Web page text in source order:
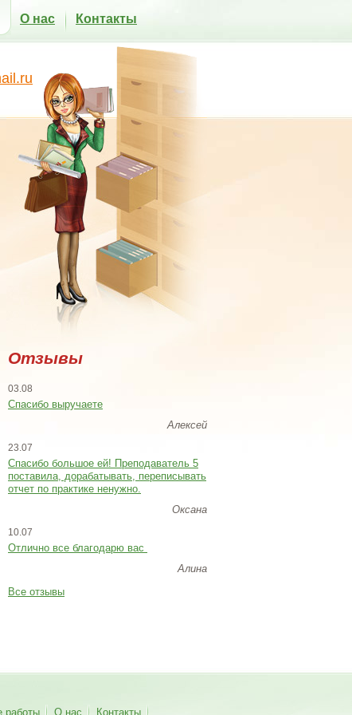
О нас Контакты
Отзывы
03.08
Спасибо выручаете
Алексей
23.07
Cпасибо большое ей! Преподаватель 5
поставила, дорабатывать, переписывать
отчет по практике ненужно.
Оксана
10.07
Отлично все благодарю вас
Алина
Все отзывы
работы О нас Контакты